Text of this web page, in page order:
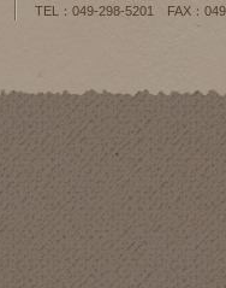
TEL：049-298-5201 FAX：